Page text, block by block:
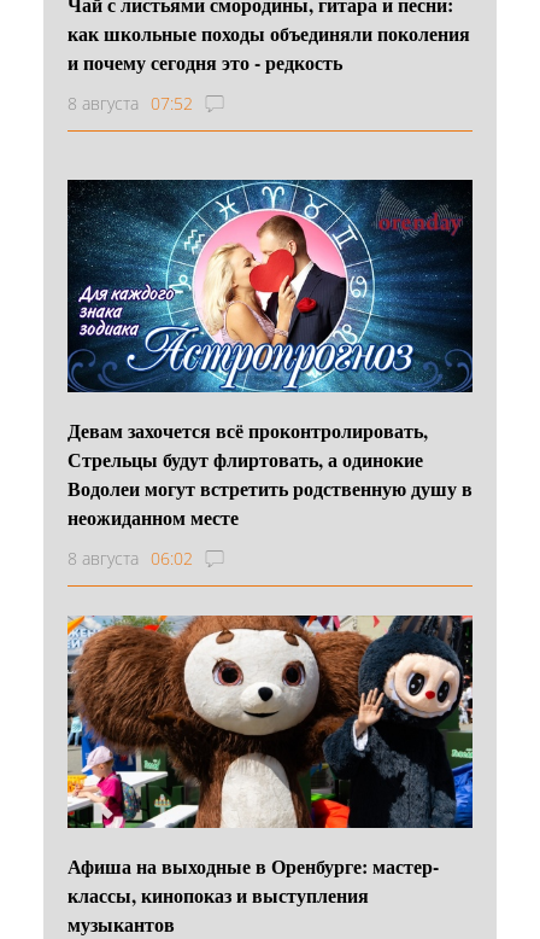
как школьные походы объединяли поколения
и почему сегодня это - редкость
8 августа 07:52
Девам захочется всё проконтролировать,
Стрельцы будут флиртовать, а одинокие
Водолеи могут встретить родственную душу в
неожиданном месте
8 августа 06:02
Афиша на выходные в Оренбурге: мастер-
классы, кинопоказ и выступления
музыкантов